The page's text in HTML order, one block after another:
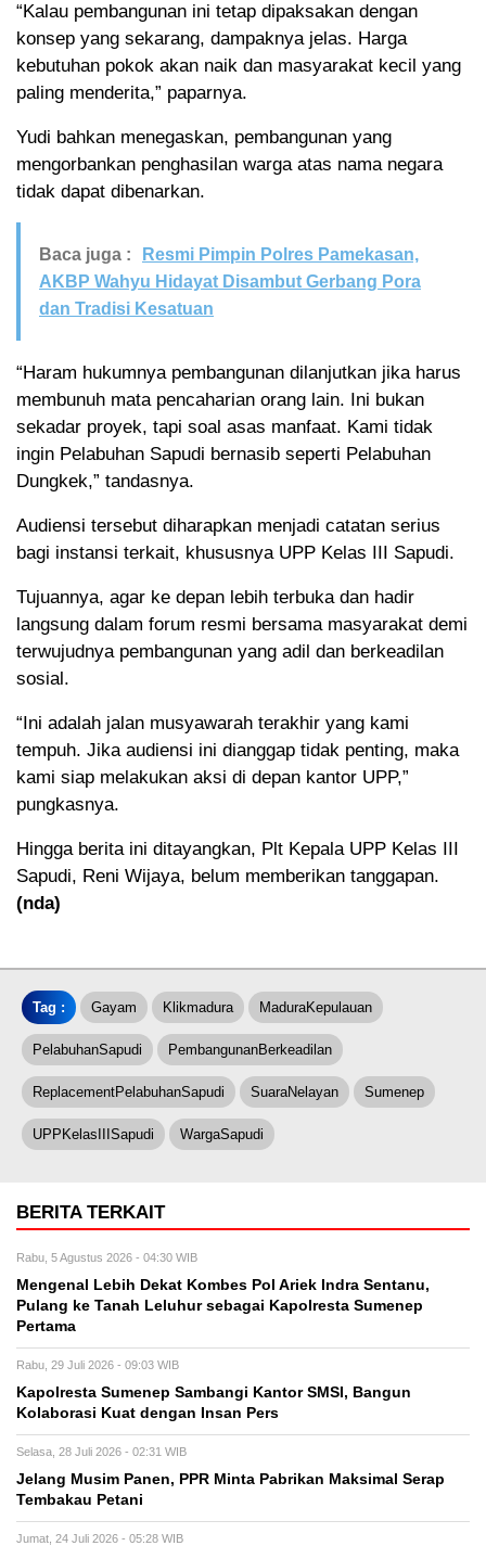
“Kalau pembangunan ini tetap dipaksakan dengan
konsep yang sekarang, dampaknya jelas. Harga
kebutuhan pokok akan naik dan masyarakat kecil yang
paling menderita,” paparnya.
Yudi bahkan menegaskan, pembangunan yang
mengorbankan penghasilan warga atas nama negara
tidak dapat dibenarkan.
Baca juga :
Resmi Pimpin Polres Pamekasan,
AKBP Wahyu Hidayat Disambut Gerbang Pora
dan Tradisi Kesatuan
“Haram hukumnya pembangunan dilanjutkan jika harus
membunuh mata pencaharian orang lain. Ini bukan
sekadar proyek, tapi soal asas manfaat. Kami tidak
ingin Pelabuhan Sapudi bernasib seperti Pelabuhan
Dungkek,” tandasnya.
Audiensi tersebut diharapkan menjadi catatan serius
bagi instansi terkait, khususnya UPP Kelas III Sapudi.
Tujuannya, agar ke depan lebih terbuka dan hadir
langsung dalam forum resmi bersama masyarakat demi
terwujudnya pembangunan yang adil dan berkeadilan
sosial.
“Ini adalah jalan musyawarah terakhir yang kami
tempuh. Jika audiensi ini dianggap tidak penting, maka
kami siap melakukan aksi di depan kantor UPP,”
pungkasnya.
Hingga berita ini ditayangkan, Plt Kepala UPP Kelas III
Sapudi, Reni Wijaya, belum memberikan tanggapan.
(nda)
Tag : Gayam Klikmadura MaduraKepulauan
PelabuhanSapudi PembangunanBerkeadilan
ReplacementPelabuhanSapudi SuaraNelayan Sumenep
UPPKelasIIISapudi WargaSapudi
BERITA TERKAIT
Rabu, 5 Agustus 2026 - 04:30 WIB
Mengenal Lebih Dekat Kombes Pol Ariek Indra Sentanu,
Pulang ke Tanah Leluhur sebagai Kapolresta Sumenep
Pertama
Rabu, 29 Juli 2026 - 09:03 WIB
Kapolresta Sumenep Sambangi Kantor SMSI, Bangun
Kolaborasi Kuat dengan Insan Pers
Selasa, 28 Juli 2026 - 02:31 WIB
Jelang Musim Panen, PPR Minta Pabrikan Maksimal Serap
Tembakau Petani
Jumat, 24 Juli 2026 - 05:28 WIB